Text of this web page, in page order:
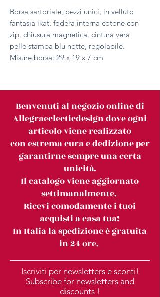
Borsa sartoriale, pezzi unici, in velluto
fantasia ikat, fodera interna cotone con
zip, chiusura magnetica, cintura vera
pelle stampa blu notte, regolabile.
Misure borsa: 29 x 19 x 7 cm
Benvenuti al negozio online di
Allegraeclecticdesign dove ogni
articolo viene realizzato
con estrema cura e dedizione per
garantirne sempre una certa
unicità.
Il catalogo viene aggiornato
settimanalmente.
Ricevi comodamente i tuoi
acquisti a casa tua!
In Italia la spedizione è gratuita
in 24 ore.
Iscriviti per newsletters e sconti!
Subscribe for newsletters and
discounts !